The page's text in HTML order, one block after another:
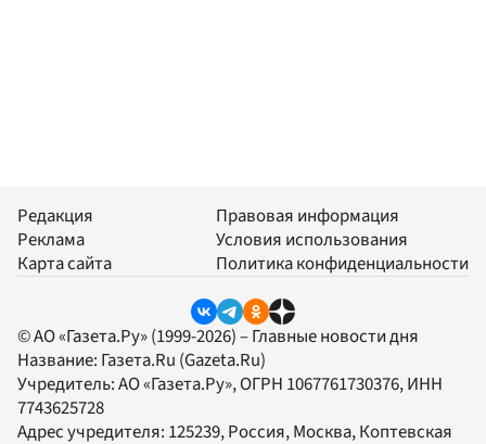
Редакция
Реклама
Карта сайта
Правовая информация
Условия использования
Политика конфиденциальности
© АО «Газета.Ру» (1999-2026) – Главные новости дня
Название: Газета.Ru (Gazeta.Ru)
Учредитель:АО «Газета.Ру», ОГРН 1067761730376, ИНН
7743625728
Адрес учредителя: 125239, Россия, Москва, Коптевская